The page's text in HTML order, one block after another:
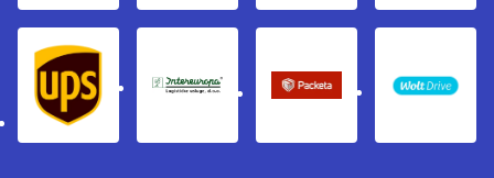
Ups Intereuropa Packeta Sledenje
WOLT